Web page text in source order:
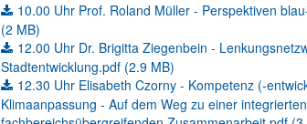
10.00 Uhr Prof. Roland Müller - Perspektiven
(2 MB)
12.00 Uhr Dr. Brigitta Ziegenbein -
Stadtentwicklung.pdf (2.9 MB)
12.30 Uhr Elisabeth Czorny - Kompetenz (-
Klimaanpassung - Auf dem Weg zu einer integrierten